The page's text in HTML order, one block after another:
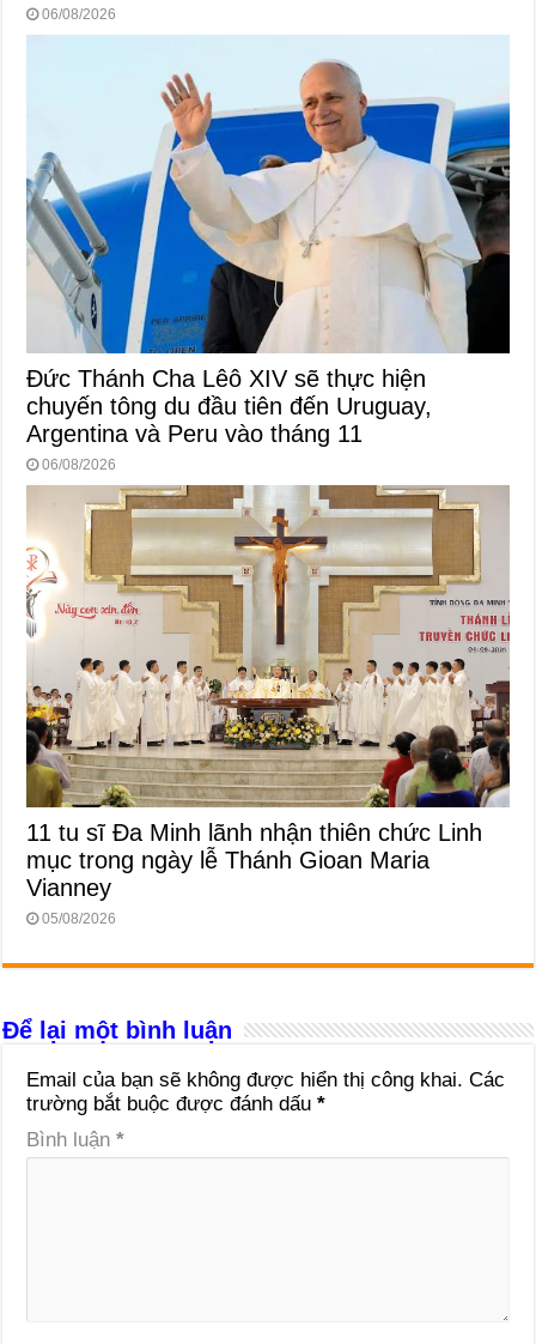
06/08/2026
Đức Thánh Cha Lêô XIV sẽ thực hiện
chuyến tông du đầu tiên đến Uruguay,
Argentina và Peru vào tháng 11
06/08/2026
11 tu sĩ Đa Minh lãnh nhận thiên chức Linh
mục trong ngày lễ Thánh Gioan Maria
Vianney
05/08/2026
Để lại một bình luận
Email của bạn sẽ không được hiển thị công khai. Các
trường bắt buộc được đánh dấu*
Bình luận*